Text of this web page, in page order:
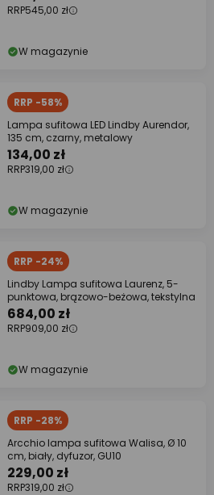
RRP545,00 zł
W magazynie
RRP -58%
Lampa sufitowa LED Lindby Aurendor,
135 cm, czarny, metalowy
134,00 zł
RRP319,00 zł
W magazynie
RRP -24%
Lindby Lampa sufitowa Laurenz, 5-
punktowa, brązowo-beżowa, tekstylna
684,00 zł
RRP909,00 zł
W magazynie
RRP -28%
Arcchio lampa sufitowa Walisa, Ø 10
cm, biały, dyfuzor, GU10
229,00 zł
RRP319,00 zł